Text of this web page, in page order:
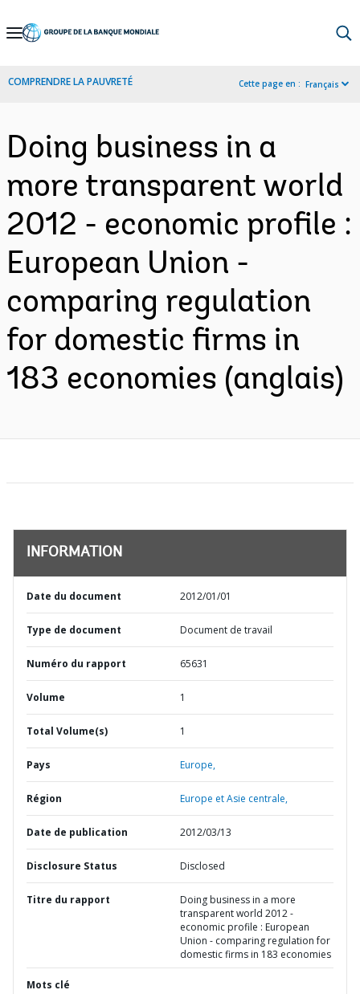
Skip
Navigation
COMPRENDRE LA PAUVRETÉ Cette page en : Français
Doing business in a
more transparent world
2012 - economic profile :
European Union -
comparing regulation
for domestic firms in
183 economies (anglais)
INFORMATION
Date du document 2012/01/01
Type de document Document de travail
Numéro du rapport 65631
Volume 1
Total Volume(s) 1
Pays Europe,
Région Europe et Asie centrale,
Date de publication 2012/03/13
Disclosure Status Disclosed
Titre du rapport
Doing business in a more
transparent world 2012 -
economic profile : European
Union - comparing regulation for
domestic firms in 183 economies
Mots clé